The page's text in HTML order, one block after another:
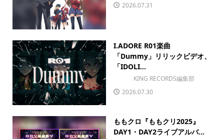
2026.07.31
I.ADORE R01楽曲
「Dummy」リリックビデオ、
「IDOLI...
KING RECORDS編集部
2026.07.30
ももクロ『ももクリ2025』
DAY1・DAY2ライブアルバ...